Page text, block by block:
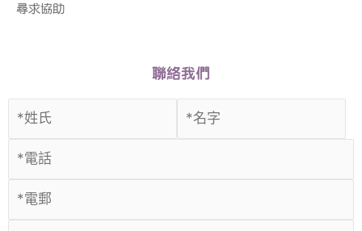
尋求協助
聯絡我們